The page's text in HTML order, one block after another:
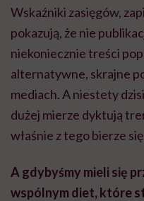
Wskaźniki zasięgów,
pokazują, że nie
niekoniecznie treści
alternatywne, skrajne
mediach. A niestety
dużej mierze dyktują
właśnie z tego bierze
A gdybyśmy mieli się
wspólnym diet, które